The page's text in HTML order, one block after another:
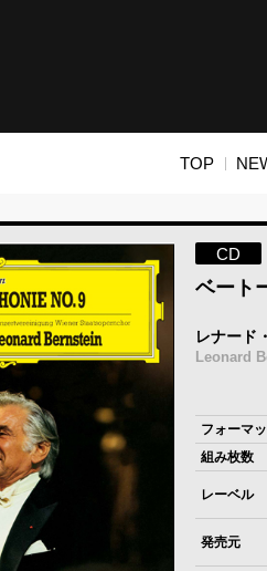
TOP
CD
ベート
レナード
Leonard
フォーマ
組み枚数
レーベル
発売元